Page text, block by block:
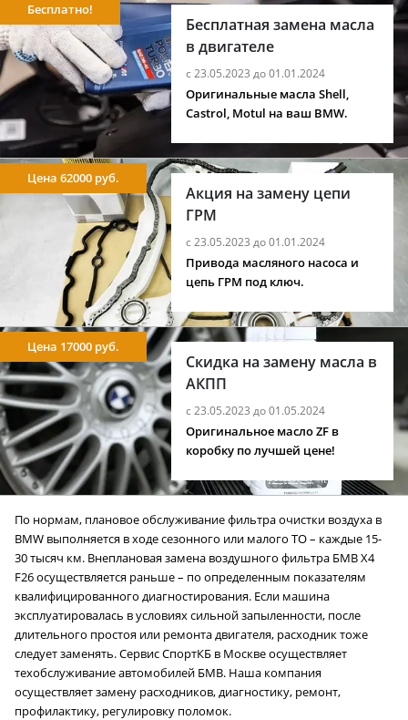
Бесплатная замена масла
в двигателе
с 23.05.2023 до 01.01.2024
Бесплатно!
Оригинальные масла Shell,
Castrol, Motul на ваш BMW.
Акция на замену цепи
ГРМ
с 23.05.2023 до 01.01.2024
Цена 62000 руб.
Привода масляного насоса и
цепь ГРМ под ключ.
Скидка на замену масла в
АКПП
с 23.05.2023 до 01.05.2024
Цена 17000 руб.
Оригинальное масло ZF в
коробку по лучшей цене!
По нормам, плановое обслуживание фильтра очистки воздуха в
BMW выполняется в ходе сезонного или малого ТО – каждые 15-
30 тысяч км. Внеплановая замена воздушного фильтра БМВ X4
F26 осуществляется раньше – по определенным показателям
квалифицированного диагностирования. Если машина
эксплуатировалась в условиях сильной запыленности, после
длительного простоя или ремонта двигателя, расходник тоже
следует заменять. Сервис СпортКБ в Москве осуществляет
техобслуживание автомобилей БМВ. Наша компания
осуществляет замену расходников, диагностику, ремонт,
профилактику, регулировку поломок.